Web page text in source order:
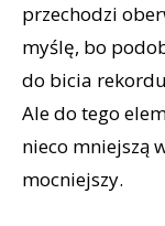
przechodzi
myślę, bo
do bicia
Ale do tego
nieco mniejszą
mocniejszy.